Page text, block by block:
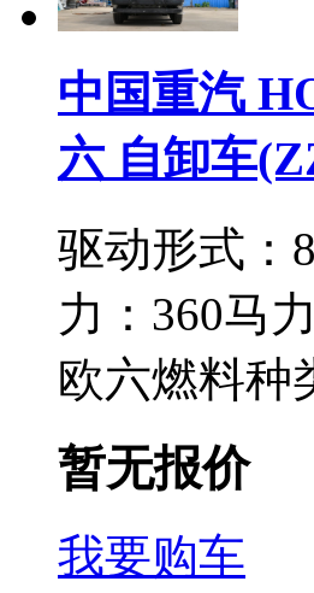
中国重汽
六 自卸车
驱动形式：
力： 360马力
欧六燃料种
暂无报价
我要购车